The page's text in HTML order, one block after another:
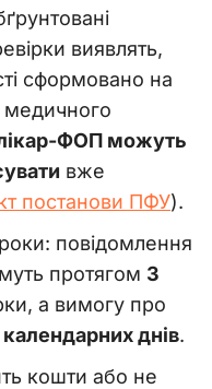
виявлять,
сформовано на
медичного
ФОП можуть
вже
постанови ПФУ).
повідомлення
протягом 3
а вимогу про
календарних днів.
кошти або не